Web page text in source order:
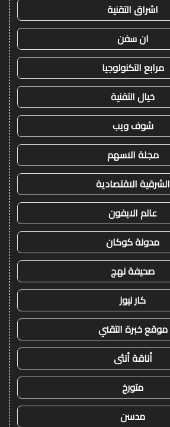
اشراق التقنية
ان سفن
مرابع التكنولوجيا
خيال التقنية
شوف ويب
مجلة الاسهم
الشرقية الاقتصادية
عالم الايفون
مدونة كوكان
صحيفة نهج
كار نيوز
موقع خبرة التقني
أناقة أنثى
متورخ
مدسن